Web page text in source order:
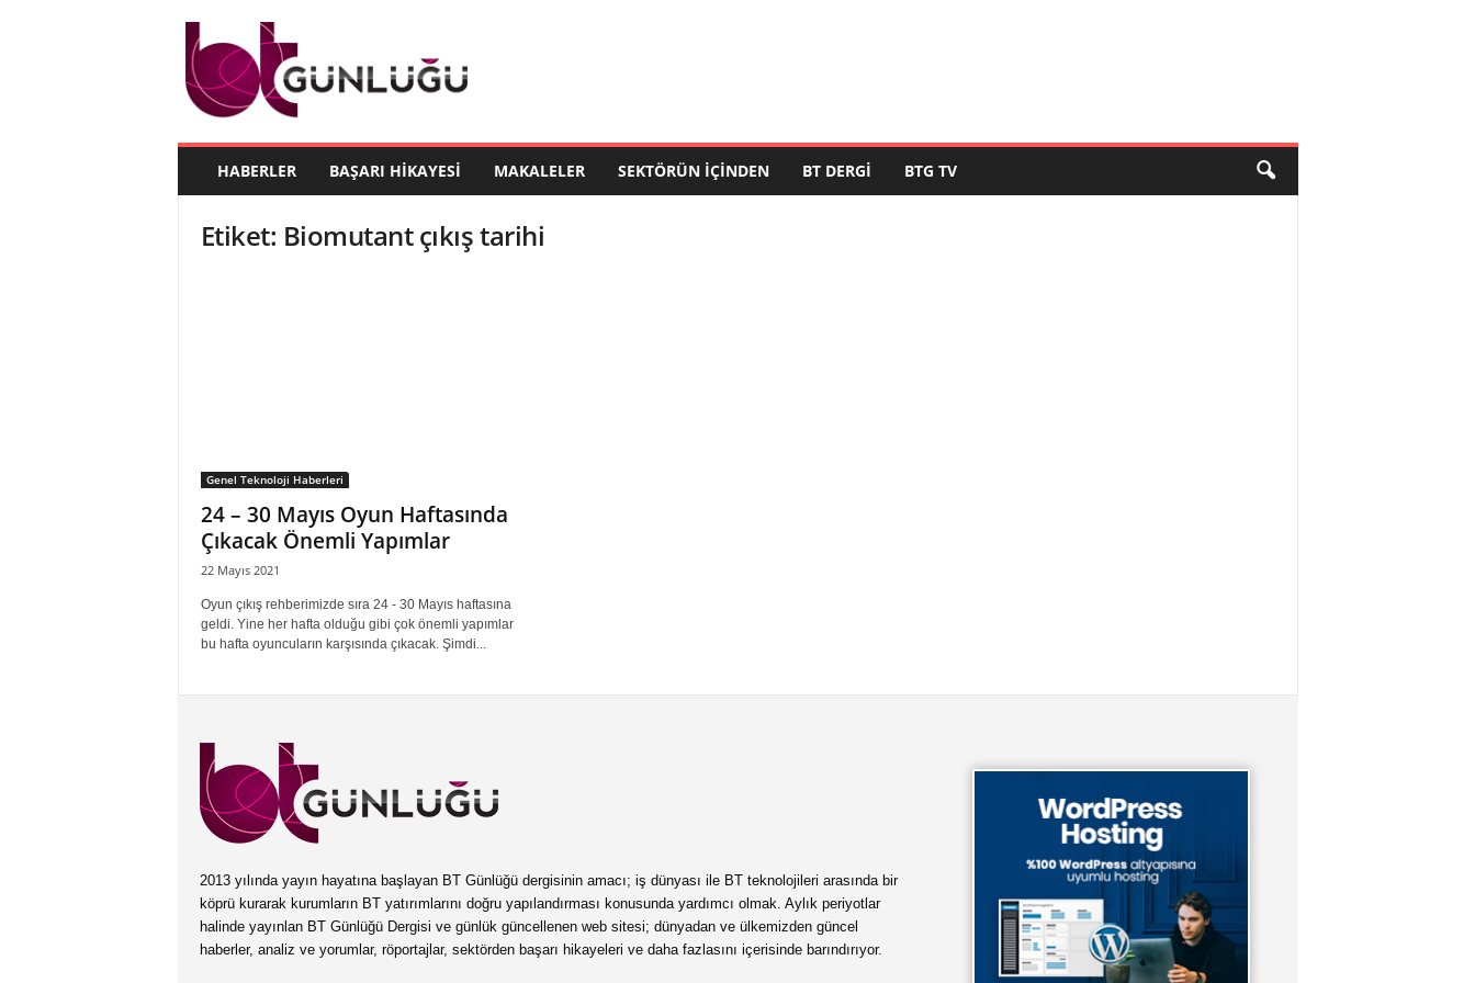
B
HABERLER BAŞARI HIKAYESI MAKALELER SEKTÖRÜN İÇINDEN BT DERGI BTG TV
Etiket: Biomutant çıkış tarihi
Genel Teknoloji Haberleri
24 – 30 Mayıs Oyun Haftasında
Çıkacak Önemli Yapımlar
22 Mayıs 2021
Oyun çıkış rehberimizde sıra 24 - 30 Mayıs haftasına
geldi. Yine her hafta olduğu gibi çok önemli yapımlar
bu hafta oyuncuların karşısında çıkacak. Şimdi...
2013 yılında yayın hayatına başlayan BT Günlüğü dergisinin amacı; iş dünyası ile BT teknolojileri arasında bir
köprü kurarak kurumların BT yatırımlarını doğru yapılandırması konusunda yardımcı olmak. Aylık periyotlar
halinde yayınlan BT Günlüğü Dergisi ve günlük güncellenen web sitesi; dünyadan ve ülkemizden güncel
haberler, analiz ve yorumlar, röportajlar, sektörden başarı hikayeleri ve daha fazlasını içerisinde barındırıyor.